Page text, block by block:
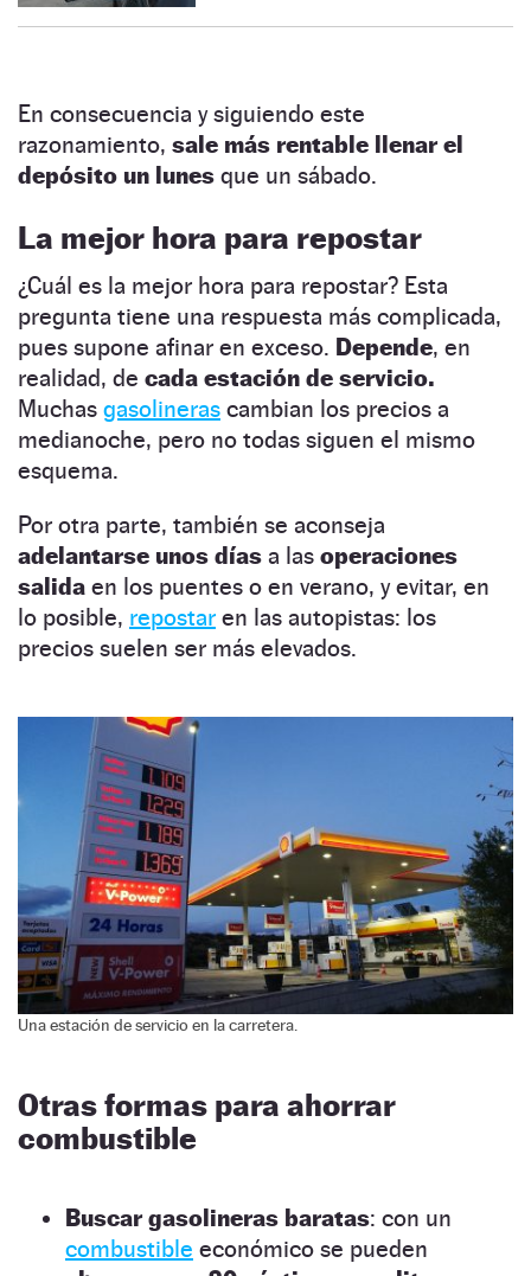
En consecuencia y siguiendo este
razonamiento, sale más rentable llenar el
depósito un lunes que un sábado.
La mejor hora para repostar
¿Cuál es la mejor hora para repostar? Esta
pregunta tiene una respuesta más complicada,
pues supone afinar en exceso. Depende, en
realidad, de cada estación de servicio.
Muchas gasolineras cambian los precios a
medianoche, pero no todas siguen el mismo
esquema.
Por otra parte, también se aconseja
adelantarse unos días a las operaciones
salida en los puentes o en verano, y evitar, en
lo posible, repostar en las autopistas: los
precios suelen ser más elevados.
Una estación de servicio en la carretera.
Otras formas para ahorrar
combustible
Buscar gasolineras baratas: con un
combustible económico se pueden